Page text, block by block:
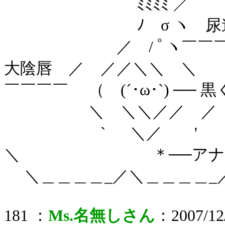
ﾐﾐﾐﾐ ／￣￣￣
ﾉ σ ヽ 尿
／ / ﾟヽ￣￣￣
大陰唇 ／ ／／＼＼ ＼
￣￣￣￣ （ (´･ω･`) ──
＼ ＼＼／／ ／
` ＼／ '
＼ ＊──アナ
＼＿＿＿＿_／＼＿＿＿＿_
181 ： Ms.名無しさん ：2007/